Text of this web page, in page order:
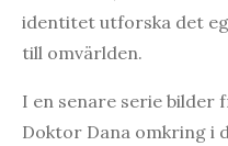
identitet utforska det
till omvärlden.
I en senare serie bilder
Doktor Dana omkring i